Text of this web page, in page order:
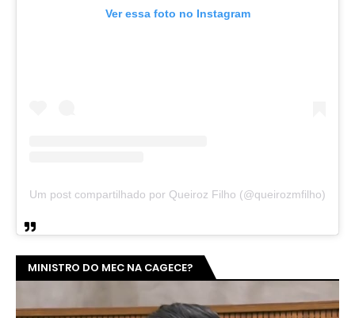
Ver essa foto no Instagram
Um post compartilhado por Queiroz Filho (@queirozmfilho)
MINISTRO DO MEC NA CAGECE?